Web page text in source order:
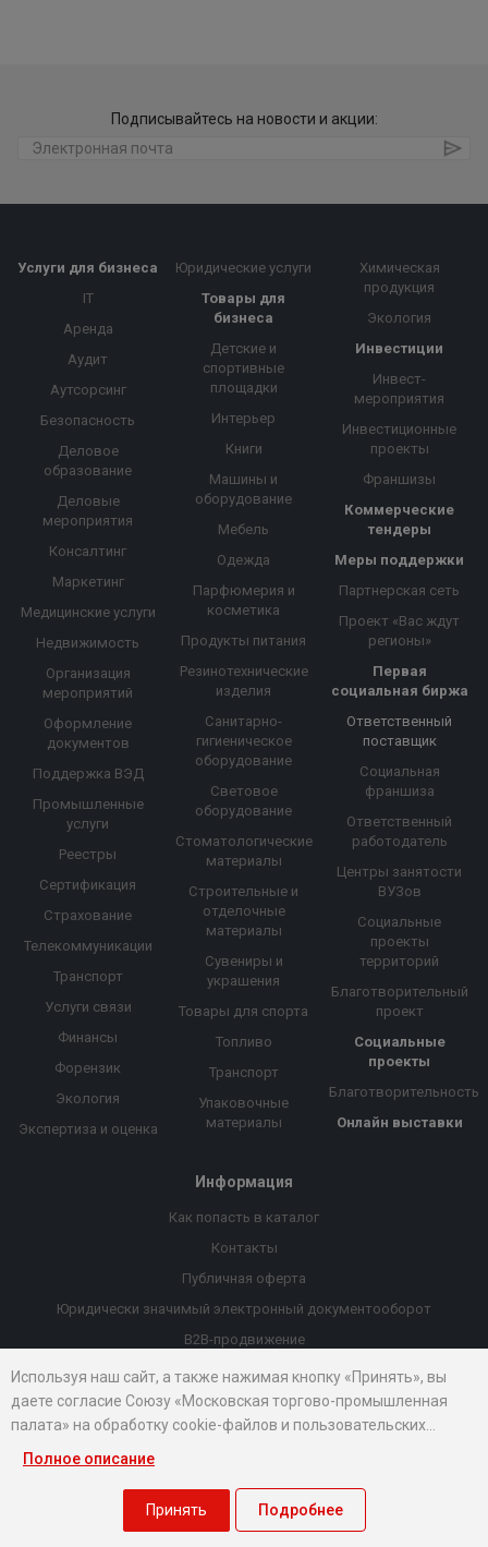
Подписывайтесь на новости и акции:
Услуги для бизнеса
IT
Аренда
Аудит
Аутсорсинг
Безопасность
Деловое
образование
Деловые
мероприятия
Консалтинг
Маркетинг
Медицинские услуги
Недвижимость
Организация
мероприятий
Оформление
документов
Поддержка ВЭД
Промышленные
услуги
Реестры
Сертификация
Страхование
Телекоммуникации
Транспорт
Услуги связи
Финансы
Форензик
Экология
Экспертиза и оценка
Юридические услуги
Товары для
бизнеса
Детские и
спортивные
площадки
Интерьер
Книги
Машины и
оборудование
Мебель
Одежда
Парфюмерия и
косметика
Продукты питания
Резинотехнические
изделия
Санитарно-
гигиеническое
оборудование
Световое
оборудование
Стоматологические
материалы
Строительные и
отделочные
материалы
Сувениры и
украшения
Товары для спорта
Топливо
Транспорт
Упаковочные
материалы
Химическая
продукция
Экология
Инвестиции
Инвест-
мероприятия
Инвестиционные
проекты
Франшизы
Коммерческие
тендеры
Меры поддержки
Партнерская сеть
Проект «Вас ждут
регионы»
Первая
социальная биржа
Ответственный
поставщик
Социальная
франшиза
Ответственный
работодатель
Центры занятости
ВУЗов
Социальные
проекты
территорий
Благотворительный
проект
Социальные
проекты
Благотворительность
Онлайн выставки
Информация
Как попасть в каталог
Контакты
Публичная оферта
Юридически значимый электронный документооборот
B2B-продвижение
Порекомендовать компанию
Онлайн выставки
Рейтинг компаний
© 2026 Все права защищены. Правовые документы
Используя наш сайт, а также нажимая кнопку «Принять», вы
даете согласие Союзу «Московская торгово-промышленная
палата» на обработку cookie-файлов и пользовательских
данных...
Полное описание
Принять Подробнее